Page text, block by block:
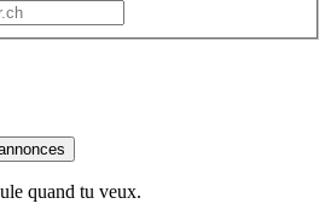
quand tu veux.